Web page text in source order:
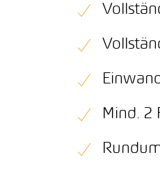
Mind. 2